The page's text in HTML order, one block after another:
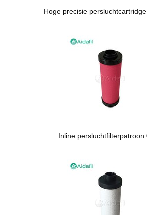
Hoge precisie
Inline persluchtfilterpatroon